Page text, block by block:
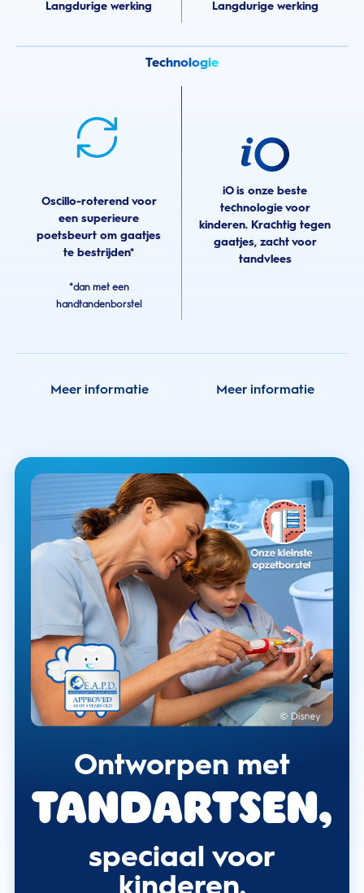
Langdurige werking Langdurige werking
Technologie
Oscillo-roterend voor
een superieure
poetsbeurt om gaatjes
te bestrijden*
*dan met een
handtandenborstel
iO is onze beste
technologie voor
kinderen. Krachtig tegen
gaatjes, zacht voor
tandvlees
Meer informatie Meer informatie
Ontworpen met
tandartsen,
speciaal voor
kinderen.